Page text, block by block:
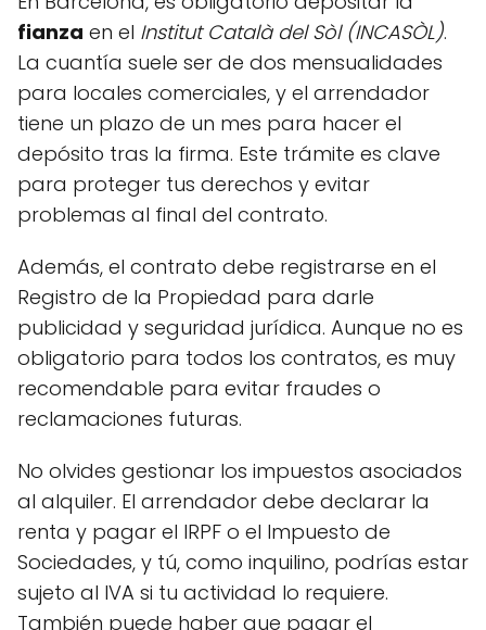
fianza en el Institut Català del Sòl (INCASÒL).
La cuantía suele ser de dos mensualidades
para locales comerciales, y el arrendador
tiene un plazo de un mes para hacer el
depósito tras la firma. Este trámite es clave
para proteger tus derechos y evitar
problemas al final del contrato.
Además, el contrato debe registrarse en el
Registro de la Propiedad para darle
publicidad y seguridad jurídica. Aunque no es
obligatorio para todos los contratos, es muy
recomendable para evitar fraudes o
reclamaciones futuras.
No olvides gestionar los impuestos asociados
al alquiler. El arrendador debe declarar la
renta y pagar el IRPF o el Impuesto de
Sociedades, y tú, como inquilino, podrías estar
sujeto al IVA si tu actividad lo requiere.
También puede haber que pagar el